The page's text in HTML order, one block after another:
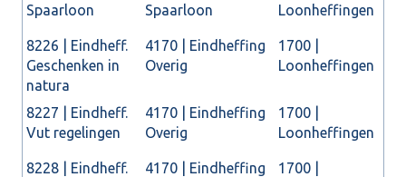
Spaarloon
Spaarloon
Loonheffingen
8226 | Eindheff.
Geschenken in
natura
4170 | Eindheffing
Overig
1700 |
Loonheffingen
8227 | Eindheff.
Vut regelingen
4170 | Eindheffing
Overig
1700 |
Loonheffingen
8228 | Eindheff.
4170 | Eindheffing
1700 |